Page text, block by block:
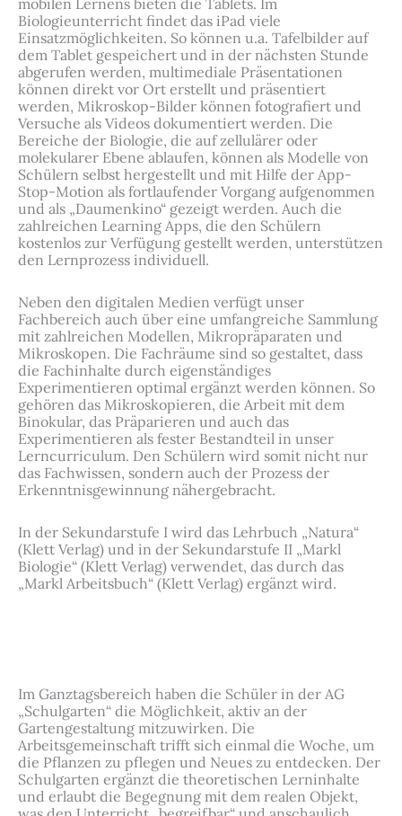
Biologieunterricht findet das iPad viele
Einsatzmöglichkeiten. So können u.a. Tafelbilder auf
dem Tablet gespeichert und in der nächsten Stunde
abgerufen werden, multimediale Präsentationen
können direkt vor Ort erstellt und präsentiert
werden, Mikroskop-Bilder können fotografiert und
Versuche als Videos dokumentiert werden. Die
Bereiche der Biologie, die auf zellulärer oder
molekularer Ebene ablaufen, können als Modelle von
Schülern selbst hergestellt und mit Hilfe der App-
Stop-Motion als fortlaufender Vorgang aufgenommen
und als „Daumenkino“ gezeigt werden. Auch die
zahlreichen Learning Apps, die den Schülern
kostenlos zur Verfügung gestellt werden, unterstützen
den Lernprozess individuell.
Neben den digitalen Medien verfügt unser
Fachbereich auch über eine umfangreiche Sammlung
mit zahlreichen Modellen, Mikropräparaten und
Mikroskopen. Die Fachräume sind so gestaltet, dass
die Fachinhalte durch eigenständiges
Experimentieren optimal ergänzt werden können. So
gehören das Mikroskopieren, die Arbeit mit dem
Binokular, das Präparieren und auch das
Experimentieren als fester Bestandteil in unser
Lerncurriculum. Den Schülern wird somit nicht nur
das Fachwissen, sondern auch der Prozess der
Erkenntnisgewinnung nähergebracht.
In der Sekundarstufe I wird das Lehrbuch „Natura“
(Klett Verlag) und in der Sekundarstufe II „Markl
Biologie“ (Klett Verlag) verwendet, das durch das
„Markl Arbeitsbuch“ (Klett Verlag) ergänzt wird.
Im Ganztagsbereich haben die Schüler in der AG
„Schulgarten“ die Möglichkeit, aktiv an der
Gartengestaltung mitzuwirken. Die
Arbeitsgemeinschaft trifft sich einmal die Woche, um
die Pflanzen zu pflegen und Neues zu entdecken. Der
Schulgarten ergänzt die theoretischen Lerninhalte
und erlaubt die Begegnung mit dem realen Objekt,